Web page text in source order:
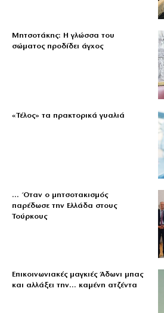
Μητσοτάκης: Η γλώσσα του
σώματος προδίδει άγχος
«Τέλος» τα πρακτορικά γυαλιά
… Όταν ο μητσοτακισμός
παρέδωσε την Ελλάδα στους
Τούρκους
Επικοινωνιακές μαγκιές Άδωνι μπας
και αλλάξει την… καμένη ατζέντα